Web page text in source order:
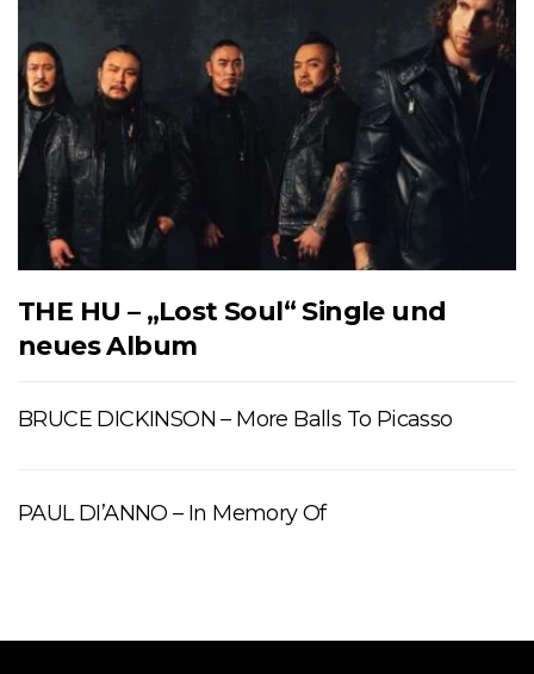
THE HU – „Lost Soul“ Single und
neues Album
BRUCE DICKINSON – More Balls To Picasso
PAUL DI’ANNO – In Memory Of